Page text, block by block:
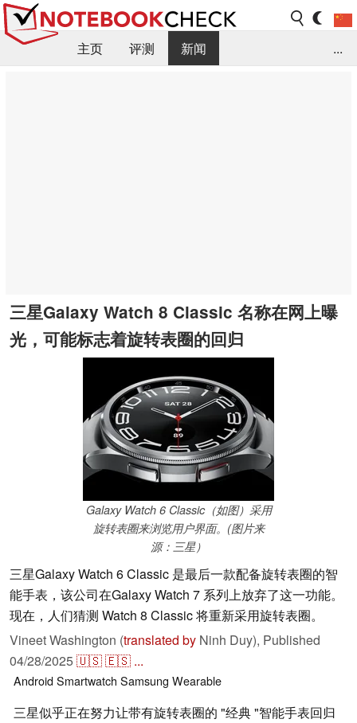
主页 评测
新闻
...
三星Galaxy Watch 8 Classic 名称在网上曝
光，可能标志着旋转表圈的回归
Galaxy Watch 6 Classic（如图）采用
旋转表圈来浏览用户界面。(图片来
源：三星）
三星Galaxy Watch 6 Classic 是最后一款配备旋转表圈的智
能手表，该公司在Galaxy Watch 7 系列上放弃了这一功能。
现在，人们猜测 Watch 8 Classic 将重新采用旋转表圈。
Vineet Washington (translated by Ninh Duy), Published
04/28/2025🇺🇸🇪🇸 ...
AndroidSmartwatch Samsung Wearable
三星似乎正在努力让带有旋转表圈的 "经典 "智能手表回归